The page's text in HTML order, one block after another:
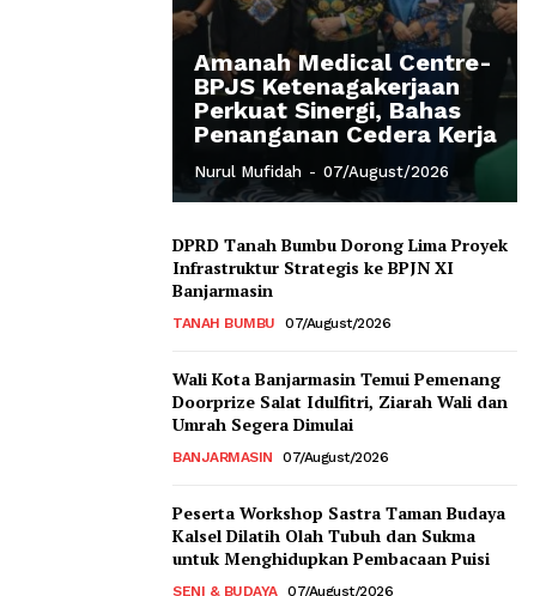
Amanah Medical Centre-
BPJS Ketenagakerjaan
Perkuat Sinergi, Bahas
Penanganan Cedera Kerja
Nurul Mufidah - 07/August/2026
DPRD Tanah Bumbu Dorong Lima Proyek
Infrastruktur Strategis ke BPJN XI
Banjarmasin
TANAH BUMBU 07/August/2026
Wali Kota Banjarmasin Temui Pemenang
Doorprize Salat Idulfitri, Ziarah Wali dan
Umrah Segera Dimulai
BANJARMASIN 07/August/2026
Peserta Workshop Sastra Taman Budaya
Kalsel Dilatih Olah Tubuh dan Sukma
untuk Menghidupkan Pembacaan Puisi
SENI & BUDAYA 07/August/2026